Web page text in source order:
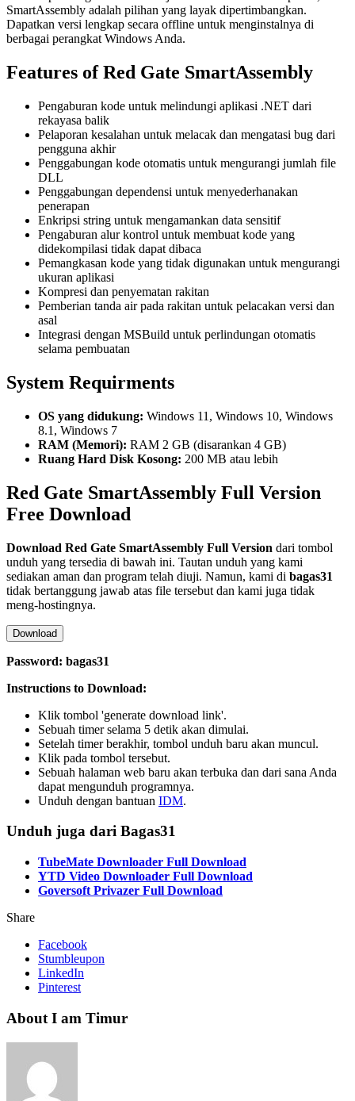
SmartAssembly adalah pilihan yang layak dipertimbangkan.
Dapatkan versi lengkap secara offline untuk menginstalnya di
berbagai perangkat Windows Anda.
Features of Red Gate SmartAssembly
Pengaburan kode untuk melindungi aplikasi .NET dari
rekayasa balik
Pelaporan kesalahan untuk melacak dan mengatasi bug dari
pengguna akhir
Penggabungan kode otomatis untuk mengurangi jumlah file
DLL
Penggabungan dependensi untuk menyederhanakan
penerapan
Enkripsi string untuk mengamankan data sensitif
Pengaburan alur kontrol untuk membuat kode yang
didekompilasi tidak dapat dibaca
Pemangkasan kode yang tidak digunakan untuk mengurangi
ukuran aplikasi
Kompresi dan penyematan rakitan
Pemberian tanda air pada rakitan untuk pelacakan versi dan
asal
Integrasi dengan MSBuild untuk perlindungan otomatis
selama pembuatan
System Requirments
OS yang didukung: Windows 11, Windows 10, Windows
8.1, Windows 7
RAM (Memori): RAM 2 GB (disarankan 4 GB)
Ruang Hard Disk Kosong: 200 MB atau lebih
Red Gate SmartAssembly Full Version
Free Download
Download Red Gate SmartAssembly Full Version dari tombol
unduh yang tersedia di bawah ini. Tautan unduh yang kami
sediakan aman dan program telah diuji. Namun, kami di bagas31
tidak bertanggung jawab atas file tersebut dan kami juga tidak
meng-hostingnya.
Download
Password: bagas31
Instructions to Download:
Klik tombol 'generate download link'.
Sebuah timer selama 5 detik akan dimulai.
Setelah timer berakhir, tombol unduh baru akan muncul.
Klik pada tombol tersebut.
Sebuah halaman web baru akan terbuka dan dari sana Anda
dapat mengunduh programnya.
Unduh dengan bantuan IDM.
Unduh juga dari Bagas31
TubeMate Downloader Full Download
YTD Video Downloader Full Download
Goversoft Privazer Full Download
Share
Facebook
Stumbleupon
LinkedIn
Pinterest
About I am Timur